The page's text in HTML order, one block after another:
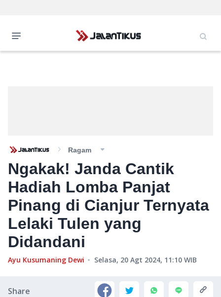
Ragam
Ngakak! Janda Cantik
Hadiah Lomba Panjat
Pinang di Cianjur Ternyata
Lelaki Tulen yang
Didandani
Ayu Kusumaning Dewi Selasa, 20 Agt 2024, 11:10 WIB
Share